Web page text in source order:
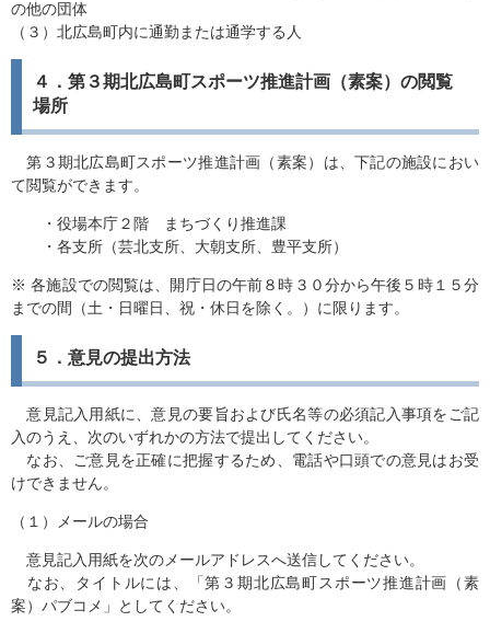
の他の団体
（３）北広島町内に通勤または通学する人
４． 第３期北広島町スポーツ推進計画（素案）の閲覧
場所
第３期北広島町スポーツ推進計画（素案）は、下記の施設におい
て閲覧ができます。
・役場本庁２階 まちづくり推進課
・各支所（芸北支所、大朝支所、豊平支所）
※ 各施設での閲覧は、開庁日の午前８時３０分から午後５時１５分
までの間（土・日曜日、祝・休日を除く。）に限ります。
５．意見の提出方法
意見記入用紙に、意見の要旨および氏名等の必須記入事項をご記
入のうえ、次のいずれかの方法で提出してください。
なお、ご意見を正確に把握するため、電話や口頭での意見はお受
けできません。
（１）メールの場合
意見記入用紙を次のメールアドレスへ送信してください。
なお、タイトルには、「第３期北広島町スポーツ推進計画（素
案）パブコメ」としてください。